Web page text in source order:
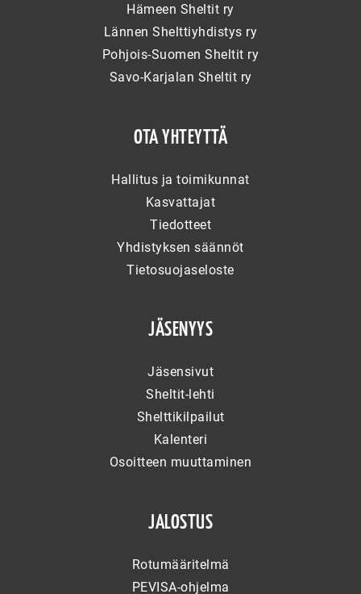
Hämeen Sheltit ry
Lännen Shelttiyhdistys ry
Pohjois-Suomen Sheltit ry
Savo-Karjalan Sheltit ry
OTA YHTEYTTÄ
Hallitus ja toimikunnat
Kasvattajat
Tiedotteet
Yhdistyksen säännöt
Tietosuojaseloste
JÄSENYYS
Jäsensivut
Sheltit-lehti
Shelttikilpailut
Kalenteri
Osoitteen muuttaminen
JALOSTUS
Rotumääritelmä
PEVISA-ohjelma